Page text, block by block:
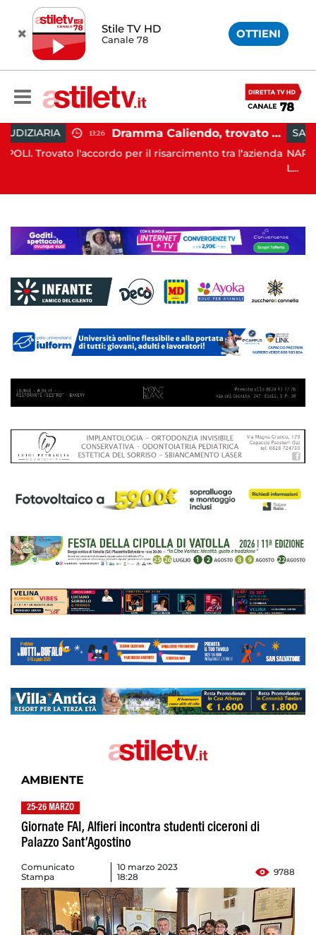
Stile TV HD
Canale 78 OTTIENI
13:26 Dramma Caliendo, trovato accordo sul risarcimento tra famiglia e "Monaldi"
l'accordo per il risarcimento tra l'azienda
SANITÀ 16:37
NAPOLI. Si è svolto
AMBIENTE
25-26 MARZO
Giornate FAI, Alfieri incontra studenti ciceroni di
Palazzo Sant’Agostino
Comunicato
Stampa
10 marzo 2023
18:28
9788